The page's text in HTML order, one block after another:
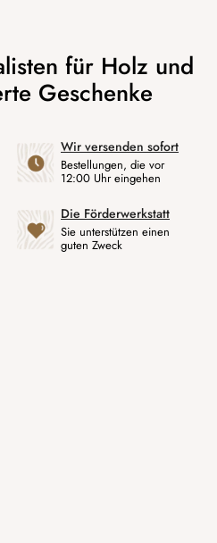
Wir versenden sofort
Bestellungen, die vor
12:00 Uhr eingehen
Die Förderwerkstatt
Sie unterstützen einen
guten Zweck